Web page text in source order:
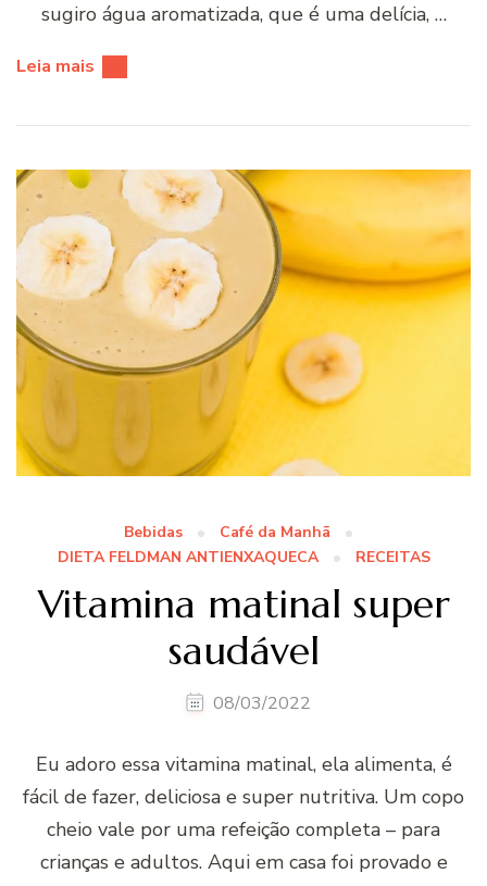
sugiro água aromatizada, que é uma delícia, …
Leia mais
Bebidas
Café da Manhã
DIETA FELDMAN ANTIENXAQUECA
RECEITAS
Vitamina matinal super
saudável
08/03/2022
Eu adoro essa vitamina matinal, ela alimenta, é
fácil de fazer, deliciosa e super nutritiva. Um copo
cheio vale por uma refeição completa – para
crianças e adultos. Aqui em casa foi provado e